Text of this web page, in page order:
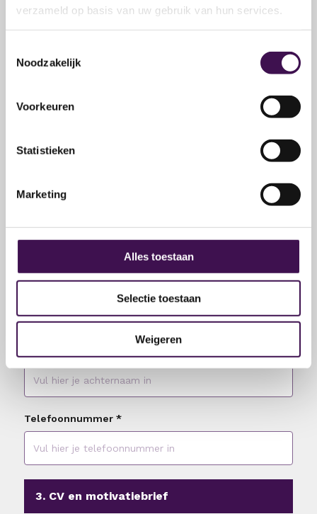
verzameld op basis van uw gebruik van hun services.
Noodzakelijk
Voorkeuren
Statistieken
Marketing
Alles toestaan
Selectie toestaan
Weigeren
1. E-mailadres
We controleren of je al in ons systeem staat, dan
hoef je geen NAW gegevens meer in te vullen.
Tussenvoegsel
Telefoonnummer *
3. CV en motivatiebrief